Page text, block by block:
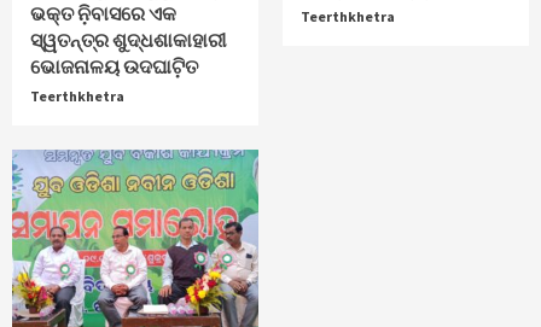
ଭକ୍ତ ନ଼ିବାସରେ ଏକ
ସ୍ୱତନ୍ତ୍ର ଶୁଦ୍ଧଶାକାହାରୀ
ଭୋଜନାଳୟ ଉଦଘାଟ଼ିତ
Teerthkhetra
Teerthkhetra